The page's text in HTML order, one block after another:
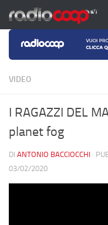
Salta al contenuto
VIDEO
I RAGAZZI DEL
planet fog
DI ANTONIO BACCIOCCHI ·
03/02/2020